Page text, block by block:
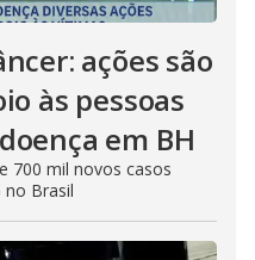
ações são
às pessoas
em BH
700 mil novos casos
no Brasil